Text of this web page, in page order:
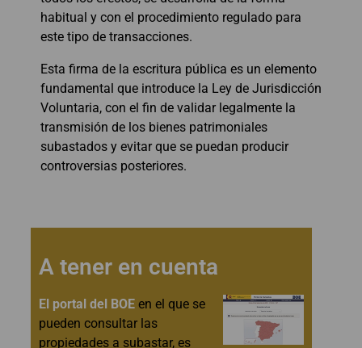
habitual y con el procedimiento regulado para
este tipo de transacciones.
Esta firma de la escritura pública es un elemento
fundamental que introduce la Ley de Jurisdicción
Voluntaria, con el fin de validar legalmente la
transmisión de los bienes patrimoniales
subastados y evitar que se puedan producir
controversias posteriores.
A tener en cuenta
El portal del BOE en el que se
pueden consultar las
propiedades a subastar, es